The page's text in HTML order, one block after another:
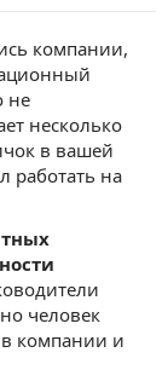
компании,
не
несколько
в вашей
работать на
человек
компании и